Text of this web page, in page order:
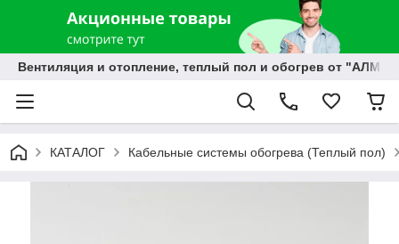
Вентиляция и отопление, теплый пол и обогрев от
КАТАЛОГ Кабельные системы обогрева (Теплый пол)